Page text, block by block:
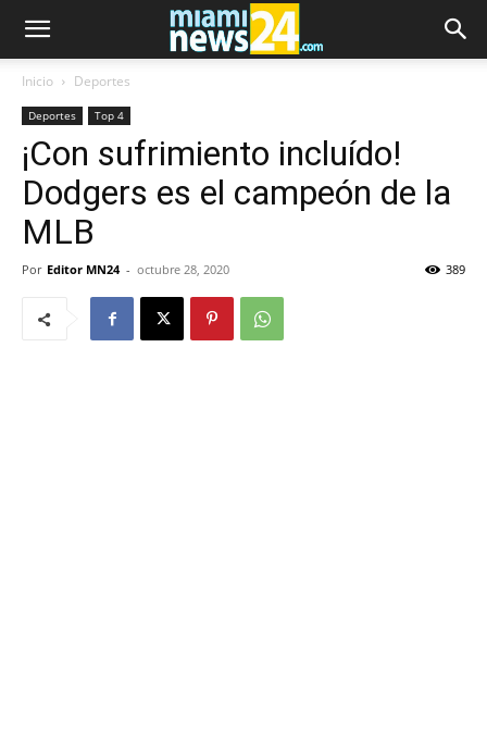
Inicio Deportes
Deportes Top 4
¡Con sufrimiento incluído!
Dodgers es el campeón de la
MLB
Por Editor MN24 - octubre 28, 2020 389